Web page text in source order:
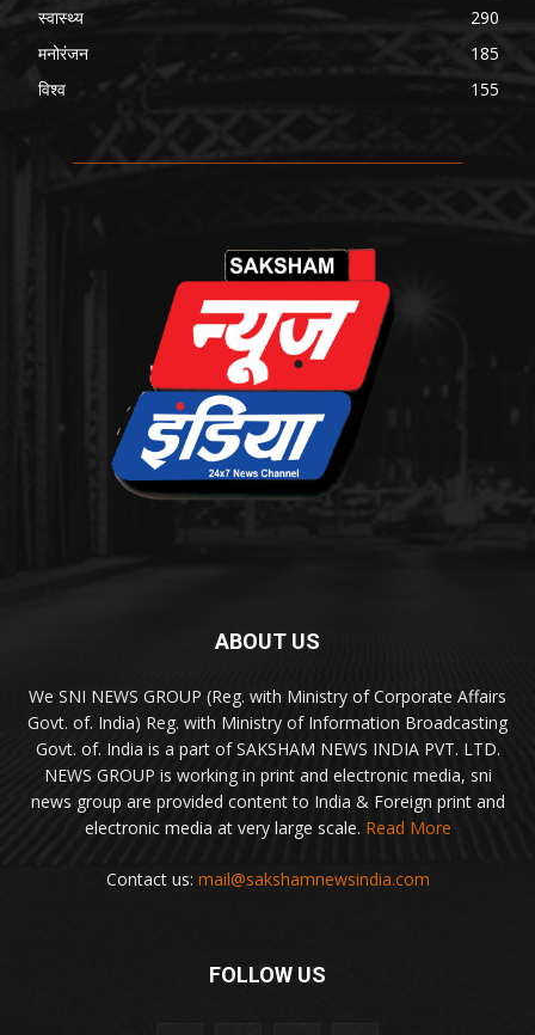
स्वास्थ्य
290
मनोरंजन
185
विश्व
155
ABOUT US
We SNI NEWS GROUP (Reg. with Ministry of Corporate Affairs
Govt. of. India) Reg. with Ministry of Information Broadcasting
Govt. of. India is a part of SAKSHAM NEWS INDIA PVT. LTD.
NEWS GROUP is working in print and electronic media, sni
news group are provided content to India & Foreign print and
electronic media at very large scale. Read More
Contact us: mail@sakshamnewsindia.com
FOLLOW US